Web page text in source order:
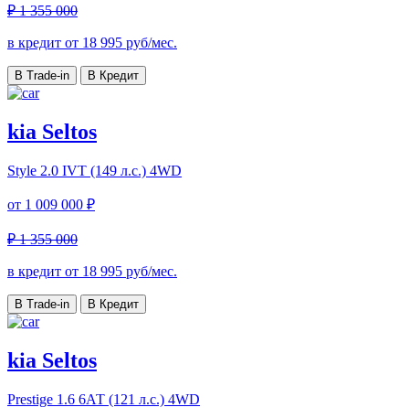
₽ 1 355 000
в кредит от 18 995 руб/мес.
В Trade-in В Кредит
kia Seltos
Style 2.0 IVT (149 л.с.) 4WD
от 1 009 000 ₽
₽ 1 355 000
в кредит от 18 995 руб/мес.
В Trade-in В Кредит
kia Seltos
Prestige 1.6 6АТ (121 л.с.) 4WD